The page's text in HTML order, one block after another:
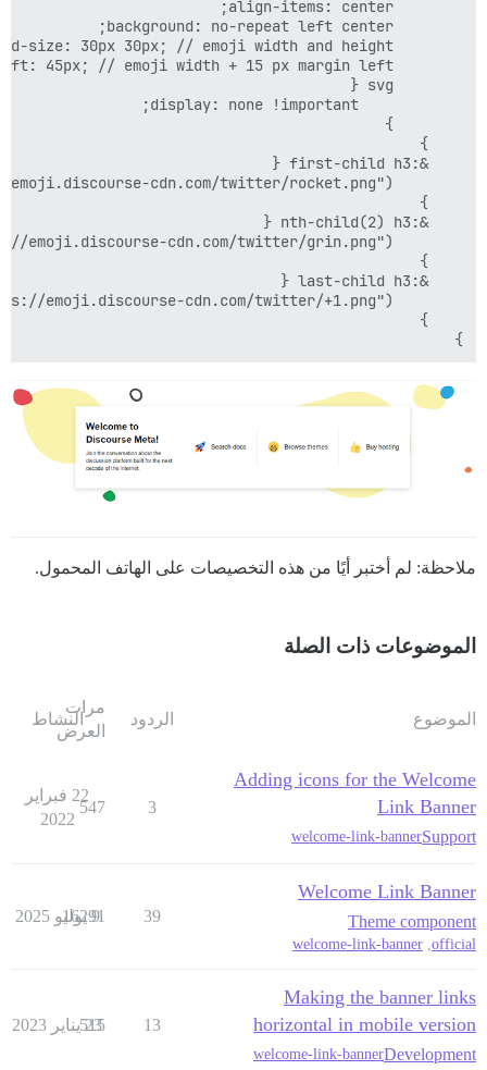
}
ملاحظة: لم أختبر أيًا من هذه التخصيصات على الهاتف المحمول.
الموضوعات ذات الصلة
الموضوع الردود
مرات
العرض
النشاط
Adding icons for the Welcome
Link Banner
Support
welcome-link-banner
3
547
22 فبراير
2022
Welcome Link Banner
Theme component
official
welcome-link-banner
39
16291
9 يوليو 2025
Making the banner links
horizontal in mobile version
Development
welcome-link-banner
13
515
23 يناير 2023